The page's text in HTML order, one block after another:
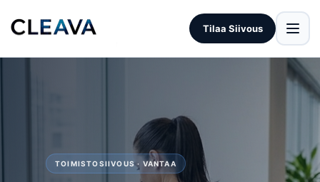
Tilaa Siivous
TOIMISTOSIIVOUS · VANTAA